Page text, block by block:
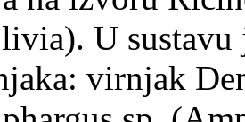
U sustavu
virnjak